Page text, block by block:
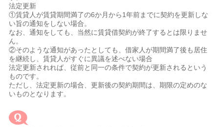
法定更新
①賃貸人が賃貸期間満了の6か月から1年前までに契約を更新しな
い旨の通知をしない場合。
なお、通知をしても、当然に賃貸借契約が終了するとは限りませ
ん。
②そのような通知があったとしても、借家人が期間満了後も居住
を継続し、賃貸人がすぐに異議を述べない場合
法定更新されれば、従前と同一の条件で契約が更新されるという
ものです。
ただし、法定更新の場合、更新後の契約期間は、期限の定めのな
いものとなります。